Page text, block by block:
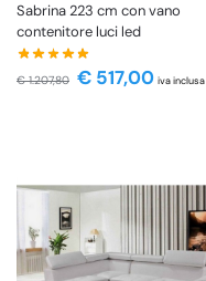
Sabrina 223 cm con vano
contenitore luci led
€1.207,80 € 517,00 iva inclusa